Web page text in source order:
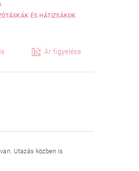
ÉS HÁTIZSÁKOK
Ár figyelése
Utazás közben is